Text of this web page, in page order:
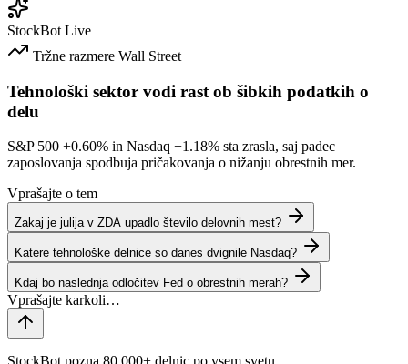
StockBot Live
Tržne razmere Wall Street
Tehnološki sektor vodi rast ob šibkih podatkih o
delu
S&P 500 +0.60% in Nasdaq +1.18% sta zrasla, saj padec
zaposlovanja spodbuja pričakovanja o nižanju obrestnih mer.
Vprašajte o tem
Zakaj je julija v ZDA upadlo število delovnih mest?
Katere tehnološke delnice so danes dvignile Nasdaq?
Kdaj bo naslednja odločitev Fed o obrestnih merah?